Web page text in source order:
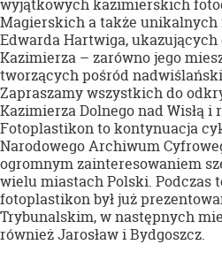
wyjątkowych kazimierskich
Magierskich a także
Edwarda Hartwiga,
Kazimierza – zarówno jego
tworzących pośród
Zapraszamy wszystkich do
Kazimierza Dolnego nad Wisłą
Fotoplastikon to kontynuacja
Narodowego Archiwum
ogromnym zainteresowaniem
wielu miastach Polski. Podczas
fotoplastikon był już
Trybunalskim, w następnych
również Jarosław i Bydgoszcz.